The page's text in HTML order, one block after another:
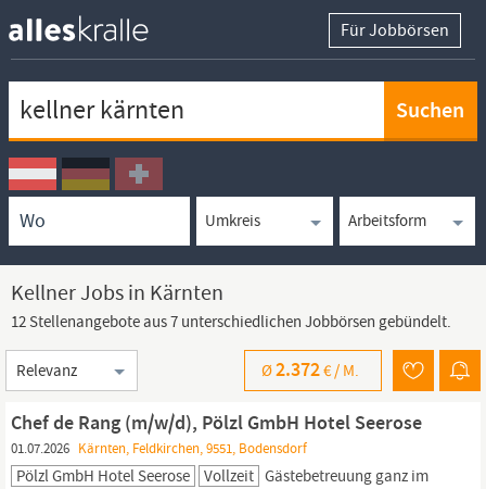
Für Jobbörsen
Ortssuche
Umkreissuche
Arbeitsform
Kellner Jobs in Kärnten
12 Stellenangebote aus 7 unterschiedlichen Jobbörsen gebündelt.
Sortierung
Ø2.372€ / M.
Chef de Rang (m/w/d), Pölzl GmbH Hotel Seerose
01.07.2026 Kärnten, Feldkirchen, 9551, Bodensdorf
Pölzl GmbH Hotel Seerose Vollzeit Gästebetreuung ganz im